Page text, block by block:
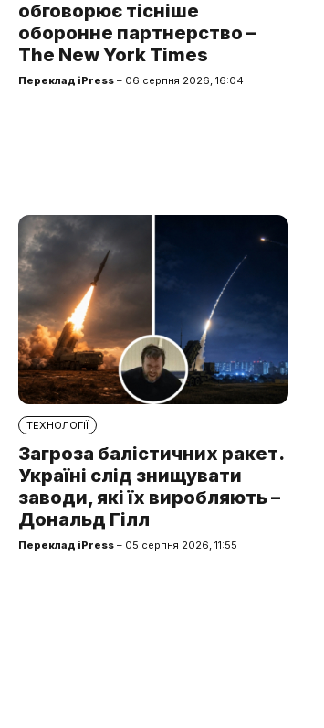
обговорює тісніше
оборонне партнерство –
The New York Times
Переклад iPress – 06 серпня 2026, 16:04
ТЕХНОЛОГІЇ
Загроза балістичних ракет.
Україні слід знищувати
заводи, які їх виробляють –
Дональд Гілл
Переклад iPress – 05 серпня 2026, 11:55